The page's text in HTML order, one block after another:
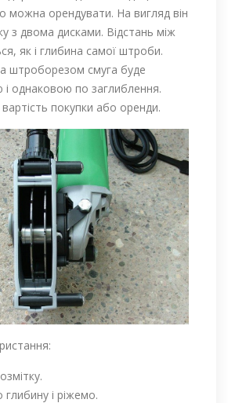
можна орендувати. На вигляд він
з двома дисками. Відстань між
як і глибина самої штроби.
штроборезом смуга буде
і однаковою по заглиблення.
покупки або оренди.
і ріжемо.